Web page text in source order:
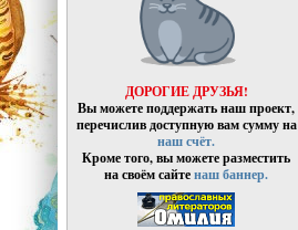
ДОРОГИЕ ДРУЗЬЯ!
Вы можете поддержать наш проект,
перечислив доступную вам сумму на
наш счёт.
Кроме того, вы можете разместить
на своём сайтенаш баннер.